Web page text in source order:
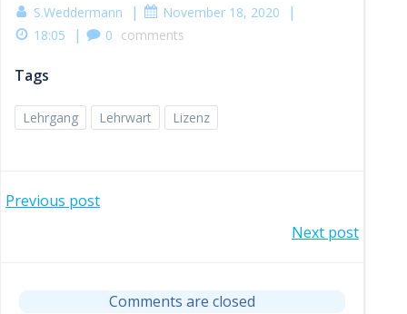
S.Weddermann | November 18, 2020 |
18:05 | 0 comments
Tags
Lehrgang Lehrwart Lizenz
Post
Previous post
navigation
Next post
Comments are closed